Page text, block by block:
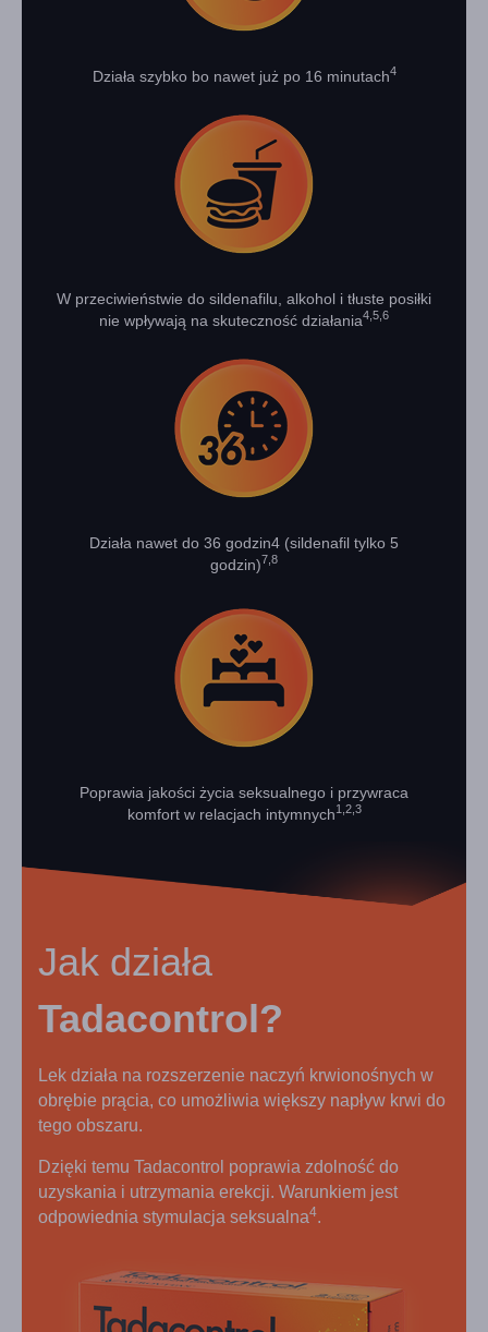
Działa szybko bo nawet już po 16 minutach4
W przeciwieństwie do sildenafilu, alkohol i tłuste posiłki
nie wpływają na skuteczność działania4,5,6
Działa nawet do 36 godzin4 (sildenafil tylko 5
godzin)7,8
Poprawia jakości życia seksualnego i przywraca
komfort w relacjach intymnych1,2,3
Jak działa
Tadacontrol?
Lek działa na rozszerzenie naczyń krwionośnych w
obrębie prącia, co umożliwia większy napływ krwi do
tego obszaru.
Dzięki temu Tadacontrol poprawia zdolność do
uzyskania i utrzymania erekcji. Warunkiem jest
odpowiednia stymulacja seksualna4.